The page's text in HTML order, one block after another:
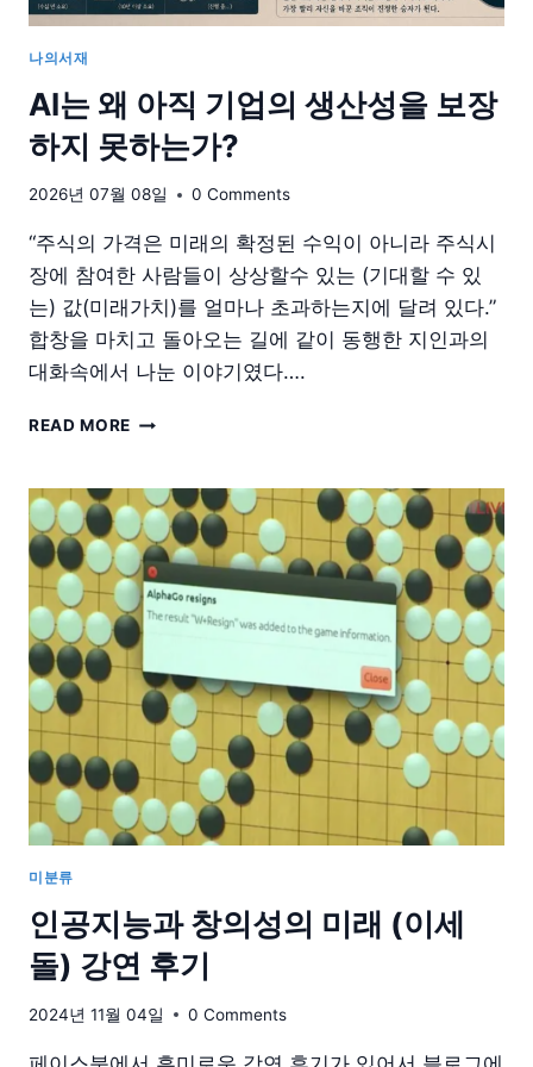
나의서재
AI는 왜 아직 기업의 생산성을 보장
하지 못하는가?
2026년 07월 08일 0 Comments
“주식의 가격은 미래의 확정된 수익이 아니라 주식시
장에 참여한 사람들이 상상할수 있는 (기대할 수 있
는) 값(미래가치)를 얼마나 초과하는지에 달려 있다.”
합창을 마치고 돌아오는 길에 같이 동행한 지인과의
대화속에서 나눈 이야기였다….
READ MORE AI
아
직
기
업
의
생
산
성
을
보
장
하
지
못
하
미분류
인공지능과 창의성의 미래 (이세
돌) 강연 후기
2024년 11월 04일 0 Comments